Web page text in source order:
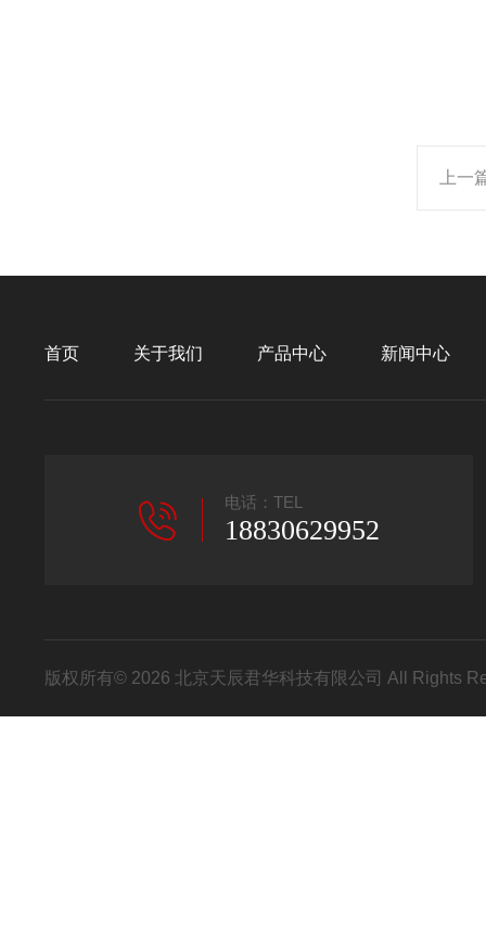
上一
首页 关于我们 产品中心 新闻中心
电话：TEL
18830629952
版权所有© 2026 北京天辰君华科技有限公司 All Rights